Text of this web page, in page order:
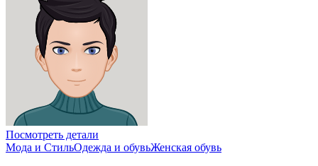
Посмотреть детали
Мода и СтильОдежда и обувьЖенская обувь